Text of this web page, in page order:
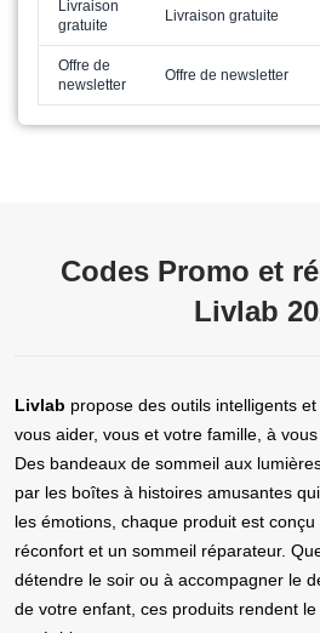
Livraison
gratuite
Livraison gratuite
Offre de
newsletter
Offre de newsletter
Codes Promo et
Livlab
Livlab propose des outils intelligents
vous aider, vous et votre famille, à
Des bandeaux de sommeil aux
par les boîtes à histoires amusantes
les émotions, chaque produit est conçu
réconfort et un sommeil réparateur.
détendre le soir ou à accompagner le
de votre enfant, ces produits rendent